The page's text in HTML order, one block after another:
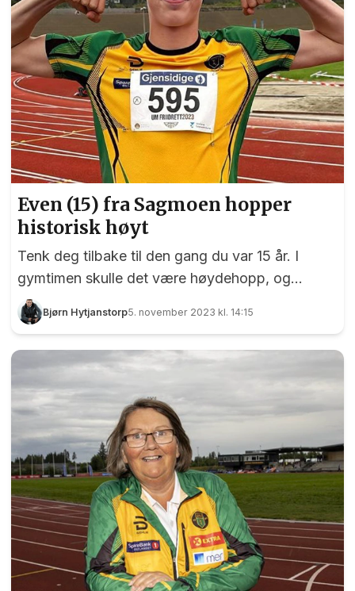
Even (15) fra Sagmoen hopper
historisk høyt
Tenk deg tilbake til den gang du var 15 år. I
gymtimen skulle det være høydehopp, og
læreren la lista på 1.94…. eller kanskje du som
leser dette er i denne alderen? Klarer dere å se
åring? Eidsvoll har flere unge idrettstalenter. Her
er to av de største - bokstavelig talt:
volleyballspiller Stine Finholth (14) og
friidrettsutøver Even Raghildsløkken (15). I
denne artikkelen blir dere bedre kjent med Even.
Foto: Bjørn Hytjanstorp
Bjørn Hytjanstorp5. november 2023 kl. 14:15